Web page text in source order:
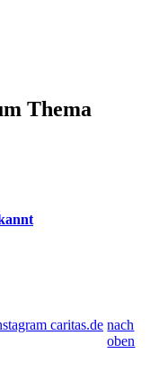
Thema
caritas.de nach
oben